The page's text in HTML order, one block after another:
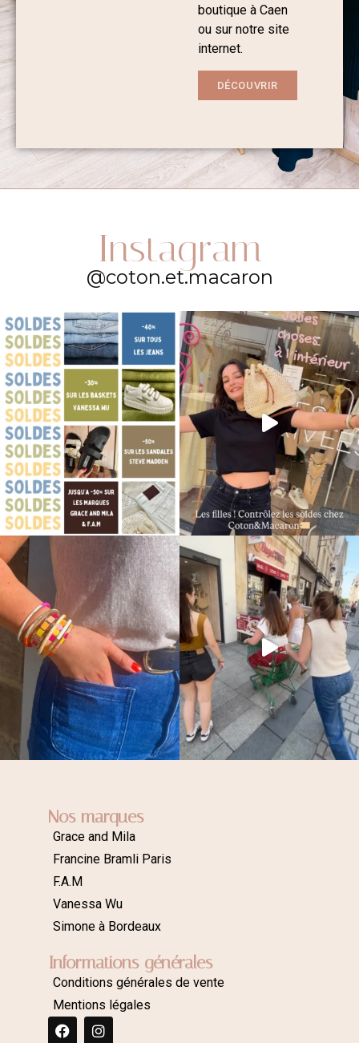
boutique à Caen
ou sur notre site
internet.
DÉCOUVRIR
Instagram
@coton.et.macaron
Nos marques
Grace and Mila
Francine Bramli Paris
F.A.M
Vanessa Wu
Simone à Bordeaux
Informations générales
Conditions générales de vente
Mentions légales